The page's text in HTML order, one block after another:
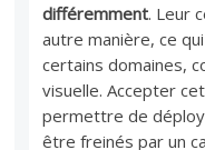
différemment. Leur
autre manière, ce
certains domaines,
visuelle. Accepter
permettre de
être freinés par un